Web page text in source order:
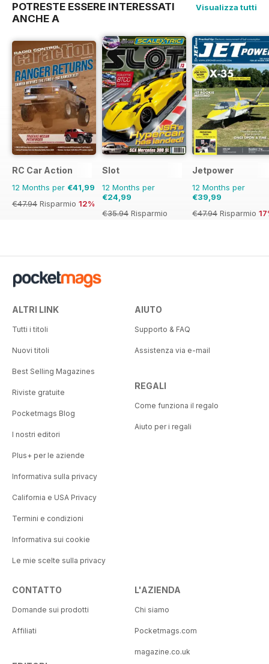
POTRESTE ESSERE INTERESSATI
ANCHE A
Visualizza tutti
RC Car Action
12 Months per €41,99
€47.94 Risparmio 12%
Slot
12 Months per
€24,99
€35.94 Risparmio
Jetpower
12 Months per
€39,99
€47.94 Risparmio
ALTRI LINK
Tutti i titoli
Nuovi titoli
Best Selling Magazines
Riviste gratuite
Pocketmags Blog
I nostri editori
Plus+ per le aziende
Informativa sulla privacy
California e USA Privacy
Termini e condizioni
Informativa sui cookie
Le mie scelte sulla privacy
AIUTO
Supporto & FAQ
Assistenza via e-mail
REGALI
Come funziona il regalo
Aiuto per i regali
CONTATTO
Domande sui prodotti
Affiliati
L'AZIENDA
Chi siamo
Pocketmags.com
magazine.co.uk